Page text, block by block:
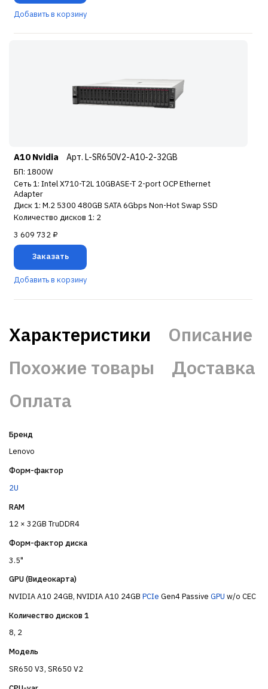
Добавить в корзину
A10 Nvidia Арт. L-SR650V2-A10-2-32GB
БП: 1800W
Сеть 1: Intel X710-T2L 10GBASE-T 2-port OCP Ethernet
Adapter
Диск 1: M.2 5300 480GB SATA 6Gbps Non-Hot Swap SSD
Количество дисков 1: 2
3 609 732 ₽
Заказать
Добавить в корзину
Характеристики
Описание
Похожие товары
Доставка
Оплата
Бренд
Lenovo
Форм-фактор
2U
RAM
12 × 32GB TruDDR4
Форм-фактор диска
3.5"
GPU (Видеокарта)
NVIDIA A10 24GB, NVIDIA A10 24GB PCIe Gen4 Passive GPU w/o CEC
Количество дисков 1
8, 2
Модель
SR650 V3, SR650 V2